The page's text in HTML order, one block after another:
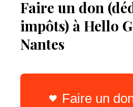
Faire un don
impôts) à Hello
Nantes
Faire un